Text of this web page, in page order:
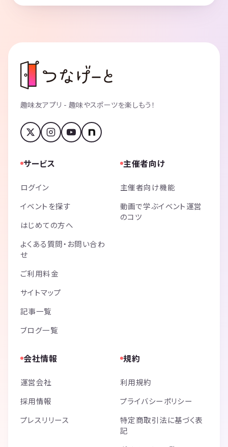
趣味友アプリ - 趣味やスポーツを楽しもう！
サービス
ログイン
イベントを探す
はじめての方へ
よくある質問・お問い合わ
せ
ご利用料金
サイトマップ
記事一覧
ブログ一覧
主催者向け
主催者向け機能
動画で学ぶイベント運営
のコツ
会社情報
運営会社
採用情報
プレスリリース
規約
利用規約
プライバシーポリシー
特定商取引法に基づく表
記